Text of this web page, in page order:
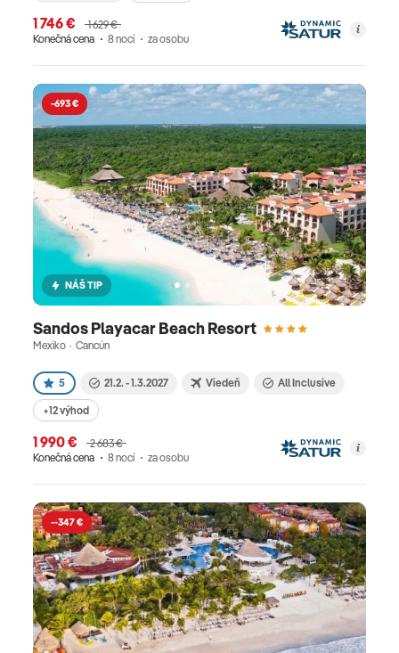
1 746 €
1 629 €
Konečná cena
8 nocí za osobu
-693 €
NÁŠ TIP
Sandos Playacar Beach Resort
Mexiko · Cancún
5 21.2. - 1.3.2027 Viedeň All Inclusive
+12 výhod
1 990 €
2 683 €
Konečná cena
8 nocí za osobu
--347 €